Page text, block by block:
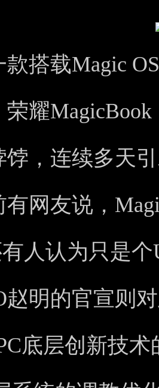
搭载Magic
耀
饽，连续多天
网友说，
人认为只是
赵明的官宣则
底层创新技